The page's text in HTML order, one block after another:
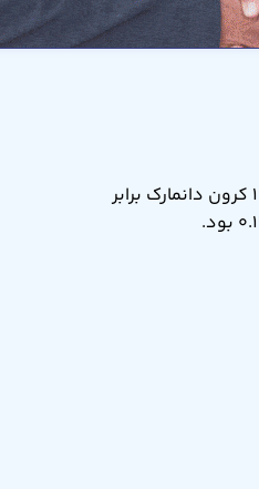
نرخ تبدیل کرون دانمارک به فرانک سوئیس امروز پنجشنبه ۱۵ مرداد ۱۴۰۵ برابر ۰.۱۲۵۰ است. یعنی ۱ کرون دانمارک برابر